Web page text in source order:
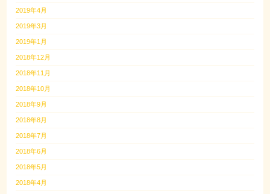
2019年4月
2019年3月
2019年1月
2018年12月
2018年11月
2018年10月
2018年9月
2018年8月
2018年7月
2018年6月
2018年5月
2018年4月